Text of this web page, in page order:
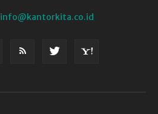
info@kantorkita.co.id